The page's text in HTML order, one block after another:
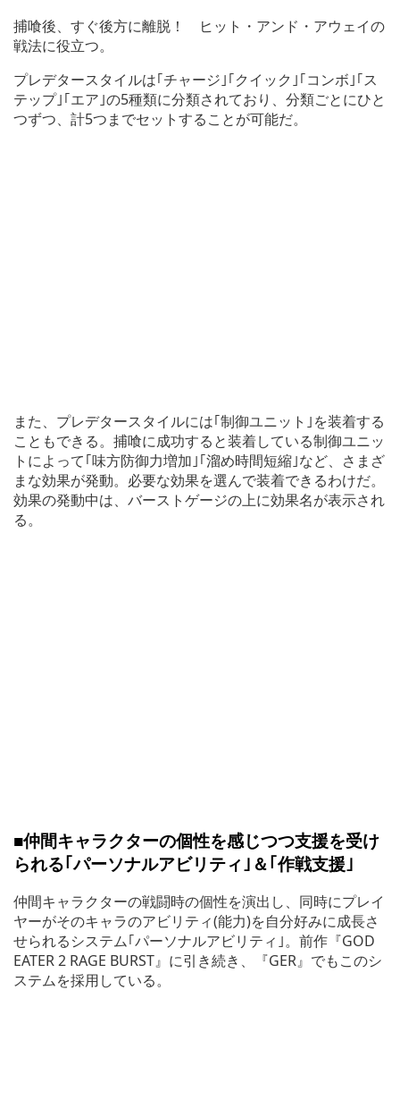
捕喰後、すぐ後方に離脱！ ヒット・アンド・アウェイの
戦法に役立つ。
プレデタースタイルは｢チャージ｣｢クイック｣｢コンボ｣｢ス
テップ｣｢エア｣の5種類に分類されており、分類ごとにひと
つずつ、計5つまでセットすることが可能だ。
また、プレデタースタイルには｢制御ユニット｣を装着する
こともできる。捕喰に成功すると装着している制御ユニッ
トによって｢味方防御力増加｣｢溜め時間短縮｣など、さまざ
まな効果が発動。必要な効果を選んで装着できるわけだ。
効果の発動中は、バーストゲージの上に効果名が表示され
る。
■仲間キャラクターの個性を感じつつ支援を受け
られる｢パーソナルアビリティ｣＆｢作戦支援｣
仲間キャラクターの戦闘時の個性を演出し、同時にプレイ
ヤーがそのキャラのアビリティ(能力)を自分好みに成長さ
せられるシステム｢パーソナルアビリティ｣。前作『GOD
EATER 2 RAGE BURST』に引き続き、『GER』でもこのシ
ステムを採用している。